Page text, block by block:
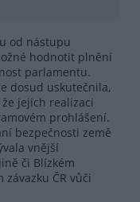
od nástupu
hodnotit plnění
parlamentu.
dosud uskutečnila,
jejich realizaci
prohlášení.
bezpečnosti země
vnější
či Blízkém
ČR vůči